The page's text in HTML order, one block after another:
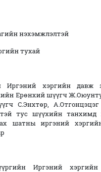
нэхэмжлэлтэй
тухай
Иргэний хэргийн давж
Ерөнхий шүүгч
С.Энхтөр,
тус шүүхийн танхимд
шатны иргэний
Иргэний